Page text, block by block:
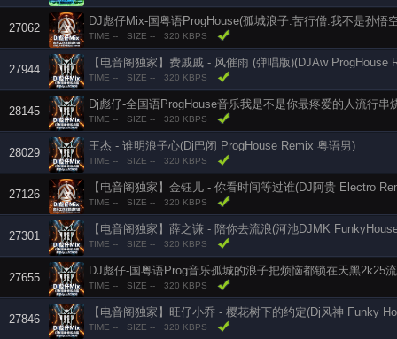
27062
DJ彪仔Mix-国粤语ProgHouse(孤城浪子.苦行僧.我不是孙悟
TIME -- SIZE -- 320 KBPS
27944
【电音阁独家】费戚戚 - 风催雨 (弹唱版)(DJAw ProgHouse
TIME -- SIZE -- 320 KBPS
28145
Dj彪仔-全国语ProgHouse音乐我是不是你最疼爱的人流行串
TIME -- SIZE -- 320 KBPS
28029
王杰 - 谁明浪子心(Dj巴闭 ProgHouse Remix 粤语男)
TIME -- SIZE -- 320 KBPS
27126
【电音阁独家】金钰儿 - 你看时间等过谁(DJ阿贵 Electro
TIME -- SIZE -- 320 KBPS
27301
【电音阁独家】薛之谦 - 陪你去流浪(河池DJMK
TIME -- SIZE -- 320 KBPS
27655
DJ彪仔-国粤语Prog音乐孤城的浪子把烦恼都锁在天黑2k25
TIME -- SIZE -- 320 KBPS
27846
【电音阁独家】旺仔小乔 - 樱花树下的约定(Dj风神 Funky
TIME -- SIZE -- 320 KBPS